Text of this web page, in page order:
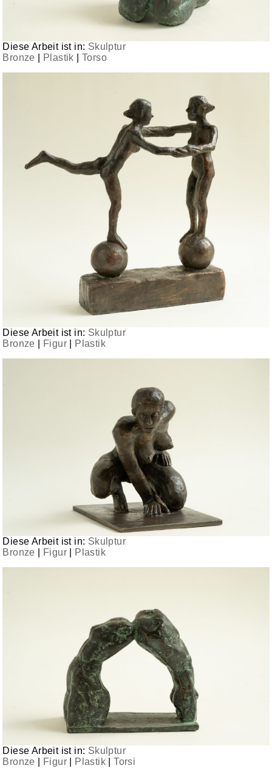
Diese Arbeit ist in: Skulptur
Bronze
Plastik |Torso
Diese Arbeit ist in: Skulptur
Bronze
Figur Plastik
Diese Arbeit ist in: Skulptur
Bronze
Figur Plastik
Diese Arbeit ist in: Skulptur
Bronze
Figur Plastik |Torsi